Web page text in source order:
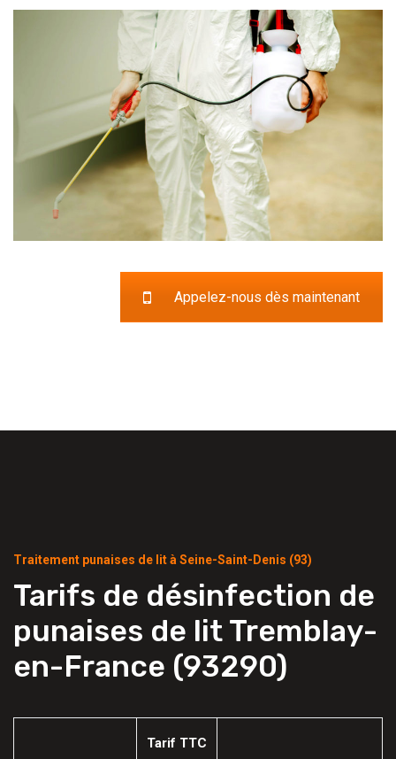
Appelez-nous dès maintenant
Traitement punaises de lit à Seine-Saint-Denis (93)
Tarifs de désinfection de
punaises de lit Tremblay-
en-France (93290)
Tarif TTC